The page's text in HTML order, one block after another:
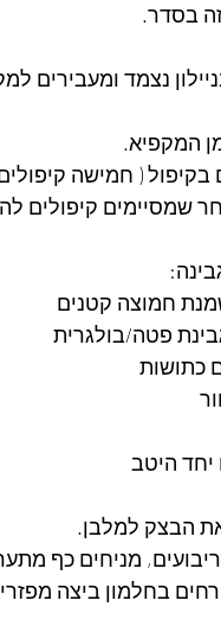
בסדר.
נצמד ומעבירים
המקפיא.
בקיפול ( חמישה
שמסיימים קיפולים
היטב
הבצק למלבן.
מניחים כף
בחלמון ביצה מפזרים שומשום